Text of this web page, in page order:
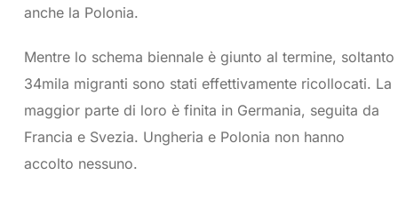
anche la Polonia.
Mentre lo schema biennale è giunto al termine, soltanto
34mila migranti sono stati effettivamente ricollocati. La
maggior parte di loro è finita in Germania, seguita da
Francia e Svezia. Ungheria e Polonia non hanno
accolto nessuno.